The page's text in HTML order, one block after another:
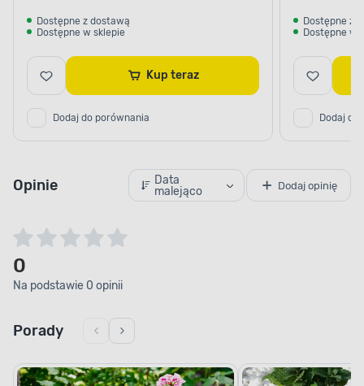
Dostępne z dostawą
Dostępne w sklepie
Kup teraz
Dodaj do porównania
Dostępne z
Dostępne w
Dodaj do
Opinie
Data
malejąco
Dodaj opinię
0
Na podstawie 0 opinii
Porady